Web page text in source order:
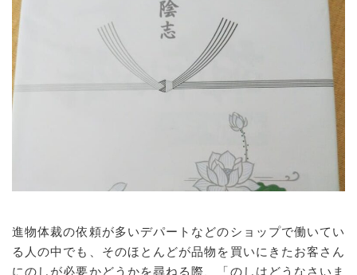
進物体裁の依頼が多いデパートなどのショップで働いてい
る人の中でも、そのほとんどが品物を買いにきたお客さん
にのしが必要かどうかを尋ねる際、「のしはどうなさいま